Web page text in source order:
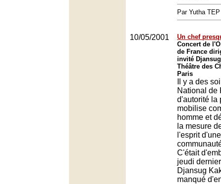
Par Yutha TEP
10/05/2001
Un chef
Concert de
de France
invité
Théâtre des
Paris
Il y a des
National de
d'autorité la
mobilise
homme et
la mesure
l'esprit
C'était
jeudi
Djansug
manqué